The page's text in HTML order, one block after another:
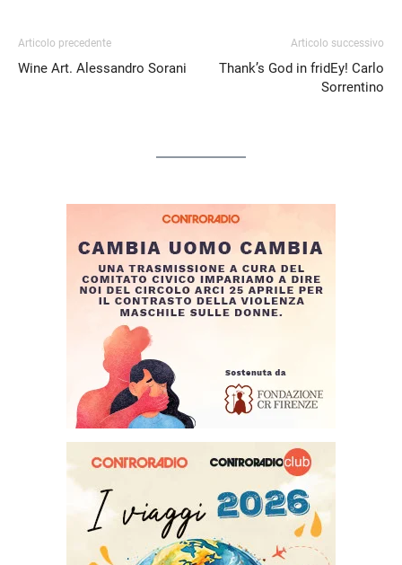
Articolo precedente
Wine Art. Alessandro Sorani
Articolo successivo
Thank’s God in fridEy! Carlo
Sorrentino